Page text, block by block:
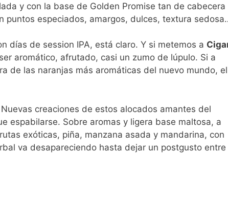
y con la base de Golden Promise tan de cabecera
puntos especiados, amargos, dulces, textura
días de session IPA, está claro. Y si metemos a
aromático, afrutado, casi un zumo de lúpulo. Si a
de las naranjas más aromáticas del nuevo mundo, el
creaciones de estos alocados amantes del
espabilarse. Sobre aromas y ligera base maltosa, a
exóticas, piña, manzana asada y mandarina, con
va desapareciendo hasta dejar un postgusto entre